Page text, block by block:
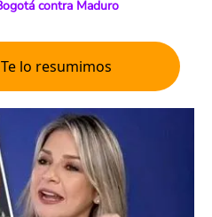
contra Maduro
Te lo resumimos